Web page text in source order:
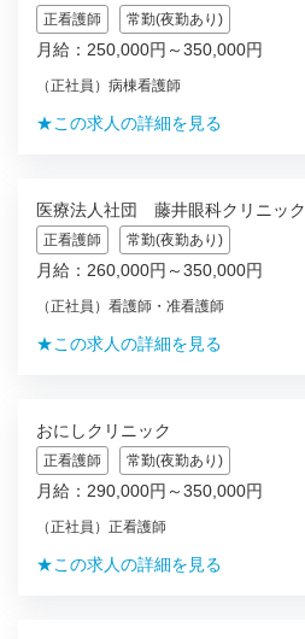
正看護師 常勤(夜勤あり)
月給：250,000円～350,000円
（正社員）病棟看護師
★この求人の詳細を見る
医療法人社団 藤井眼科クリニック
正看護師 常勤(夜勤あり)
月給：260,000円～350,000円
（正社員）看護師・准看護師
★この求人の詳細を見る
おにしクリニック
正看護師 常勤(夜勤あり)
月給：290,000円～350,000円
（正社員）正看護師
★この求人の詳細を見る